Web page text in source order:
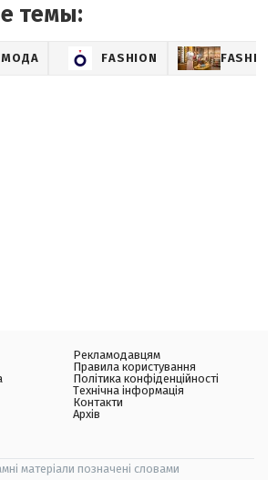
темы:
МОДА FASHION
Рекламодавцям
Правила користування
Політика конфіденційності
Технічна інформація
Контакти
Архів
матеріали позначені словами